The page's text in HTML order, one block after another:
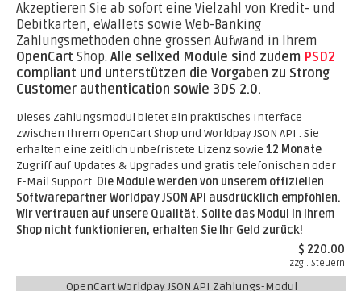
Akzeptieren Sie ab sofort eine Vielzahl von Kredit- und
Debitkarten, eWallets sowie Web-Banking
Zahlungsmethoden ohne grossen Aufwand in Ihrem
OpenCart Shop. Alle sellxed Module sind zudem PSD2
compliant und unterstützen die Vorgaben zu Strong
Customer authentication sowie 3DS 2.0.
Dieses Zahlungsmodul bietet ein praktisches Interface
zwischen Ihrem OpenCart Shop und Worldpay JSON API . Sie
erhalten eine zeitlich unbefristete Lizenz sowie 12 Monate
Zugriff auf Updates & Upgrades und gratis telefonischen oder
E-Mail Support. Die Module werden von unserem offiziellen
Softwarepartner Worldpay JSON API ausdrücklich empfohlen.
Wir vertrauen auf unsere Qualität. Sollte das Modul in Ihrem
Shop nicht funktionieren, erhalten Sie Ihr Geld zurück!
$ 220.00
zzgl. Steuern
OpenCart Worldpay JSON API Zahlungs-Modul